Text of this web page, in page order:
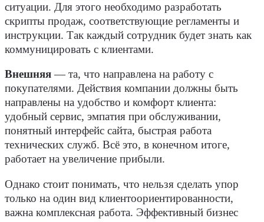
ситуации. Для этого необходимо разработать
скрипты продаж, соответствующие регламенты и
инструкции. Так каждый сотрудник будет знать как
коммуницировать с клиентами.
Внешняя — та, что направлена на работу с
покупателями. Действия компании должны быть
направлены на удобство и комфорт клиента:
удобный сервис, эмпатия при обслуживании,
понятный интерфейс сайта, быстрая работа
технических служб. Всё это, в конечном итоге,
работает на увеличение прибыли.
Однако стоит понимать, что нельзя сделать упор
только на один вид клиентоориентированности,
важна комплексная работа. Эффективный бизнес